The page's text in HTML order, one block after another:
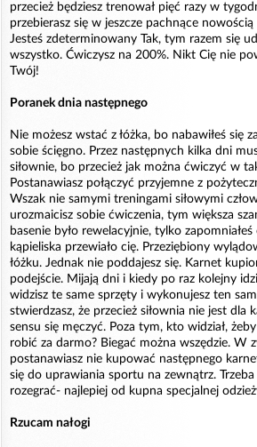
przecież będziesz trenował pięć razy w
przebierasz się w jeszcze pachnące
Jesteś zdeterminowany Tak, tym razem się
wszystko. Ćwiczysz na 200%. Nikt Cię nie
Twój!
Poranek dnia następnego
Nie możesz wstać z łóżka, bo nabawiłeś się
sobie ścięgno. Przez następnych kilka dni
siłownie, bo przecież jak można ćwiczyć w
Postanawiasz połączyć przyjemne z
Wszak nie samymi treningami siłowymi
urozmaicisz sobie ćwiczenia, tym większa
basenie było rewelacyjnie, tylko
kąpieliska przewiało cię. Przeziębiony
łóżku. Jednak nie poddajesz się. Karnet
podejście. Mijają dni i kiedy po raz kolejny
widzisz te same sprzęty i wykonujesz ten
stwierdzasz, że przecież siłownia nie jest dla
sensu się męczyć. Poza tym, kto widział,
robić za darmo? Biegać można wszędzie. W
postanawiasz nie kupować następnego
się do uprawiania sportu na zewnątrz.
rozegrać- najlepiej od kupna specjalnej
Rzucam nałogi